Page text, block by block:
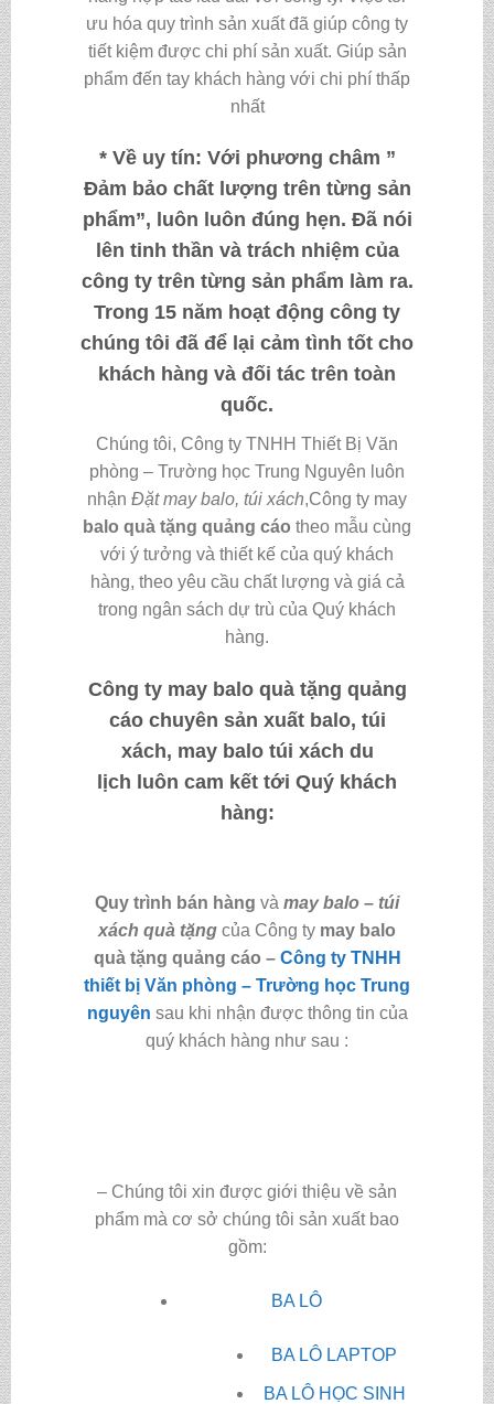
ưu hóa quy trình sản xuất đã giúp công ty
tiết kiệm được chi phí sản xuất. Giúp sản
phẩm đến tay khách hàng với chi phí thấp
nhất
* Về uy tín: Với phương châm ”
Đảm bảo chất lượng trên từng sản
phẩm”, luôn luôn đúng hẹn. Đã nói
lên tinh thần và trách nhiệm của
công ty trên từng sản phẩm làm ra.
Trong 15 năm hoạt động công ty
chúng tôi đã để lại cảm tình tốt cho
khách hàng và đối tác trên toàn
quốc.
Chúng tôi, Công ty TNHH Thiết Bị Văn
phòng – Trường học Trung Nguyên luôn
nhận Đặt may balo, túi xách,Công ty may
balo quà tặng quảng cáo theo mẫu cùng
với ý tưởng và thiết kế của quý khách
hàng, theo yêu cầu chất lượng và giá cả
trong ngân sách dự trù của Quý khách
hàng.
Công ty may balo quà tặng quảng
cáo chuyên sản xuất balo, túi
xách, may balo túi xách du
lịch luôn cam kết tới Quý khách
hàng:
Quy trình bán hàng và may balo – túi
xách quà tặng của Công ty may balo
quà tặng quảng cáo – Công ty TNHH
thiết bị Văn phòng – Trường học Trung
nguyên sau khi nhận được thông tin của
quý khách hàng như sau :
– Chúng tôi xin được giới thiệu về sản
phẩm mà cơ sở chúng tôi sản xuất bao
gồm:
BA LÔ
BA LÔ LAPTOP
BA LÔ HỌC SINH